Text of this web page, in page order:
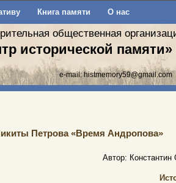
Книга памяти О нас
общественная
исторической памяти»
e-mail:histmemory59@gmail.com
Петрова «Время Андропова»
Автор: Константин